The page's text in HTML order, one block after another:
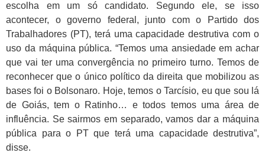
escolha em um só candidato. Segundo ele, se isso
acontecer, o governo federal, junto com o Partido dos
Trabalhadores (PT), terá uma capacidade destrutiva com o
uso da máquina pública. “Temos uma ansiedade em achar
que vai ter uma convergência no primeiro turno. Temos de
reconhecer que o único político da direita que mobilizou as
bases foi o Bolsonaro. Hoje, temos o Tarcísio, eu que sou lá
de Goiás, tem o Ratinho… e todos temos uma área de
influência. Se sairmos em separado, vamos dar a máquina
pública para o PT que terá uma capacidade destrutiva”,
disse.